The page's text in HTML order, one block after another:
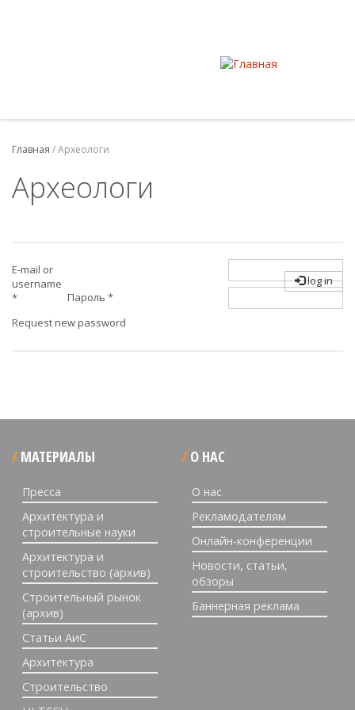
Главная /Археологи
Археологи
E-mail or
username
*
Пароль *
Request new password
log in
МАТЕРИАЛЫ
Пресса
Архитектура и
строительные науки
Архитектура и
строительство (архив)
Строительный рынок
(архив)
Статьи АиС
Архитектура
Строительство
О НАС
О нас
Рекламодателям
Онлайн-конференции
Новости, статьи,
обзоры
Баннерная реклама